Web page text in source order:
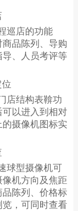
巡店的功能
品陈列、导购
、人员考评等
店结构表鞥功
以进入到相对
摄像机图标实
球型摄像机可
机方向及焦距
陈列、价格标
，可同时查看